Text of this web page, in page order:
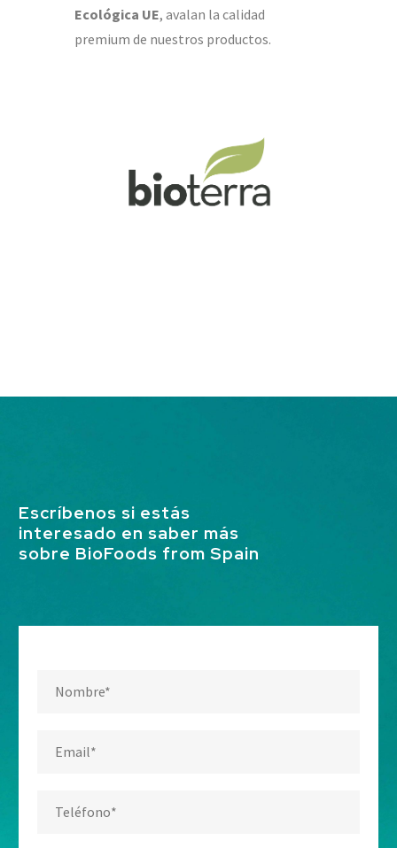
Ecológica UE, avalan la calidad
premium de nuestros productos.
Escríbenos si estás
interesado en saber más
sobre BioFoods from Spain